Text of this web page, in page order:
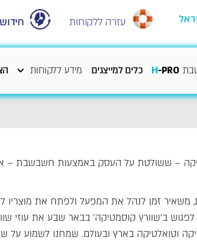
עזרה ללקוחות
H-PRO כלים למייצגים מידע ללקוחות
– ששולטת על העסק באמצעות חשבשבת –
זמן לנהל את המפעל ולפתח את מוצריו
ב'שוורץ קוסמטיקה' בבאר שבע את עוזי
וטואלטיקה בארץ ובעולם. שמחנו לשמוע על